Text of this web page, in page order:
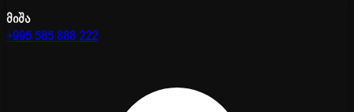
მიშა
+995 585 888 222